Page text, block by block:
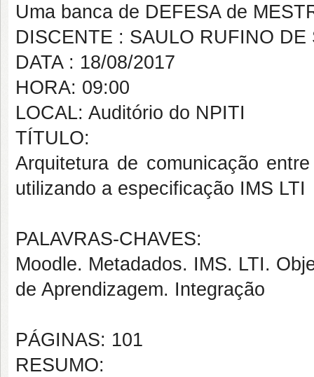
Uma banca de DEFESA de
DISCENTE : SAULO RUFINO DE
DATA : 18/08/2017
HORA: 09:00
LOCAL: Auditório do NPITI
TÍTULO:
Arquitetura de comunicação
utilizando a especificação IMS LTI
PALAVRAS-CHAVES:
Moodle. Metadados. IMS. LTI.
de Aprendizagem. Integração
PÁGINAS: 101
RESUMO: